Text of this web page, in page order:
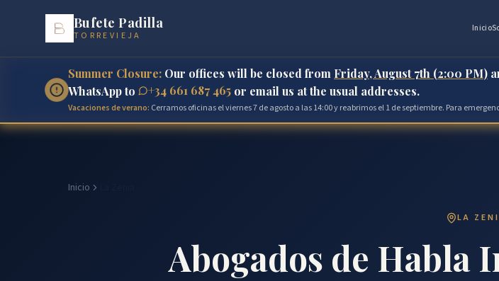
Bufete Padilla
TORREVIEJA
Inicio
Summer Closure: Our offices will be closed from Friday, August 7th (2:00 PM)
WhatsApp to
+34 661 687 465 or email us at the usual addresses.
Vacaciones de verano: Cerramos oficinas el viernes 7 de agosto a las 14:00 y reabrimos el 1 de septiembre. Para
Inicio
LA
Abogados de Habla